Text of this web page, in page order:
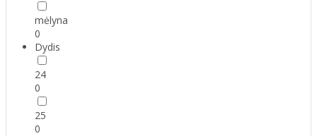
mėlyna
0
Dydis
24
0
25
0